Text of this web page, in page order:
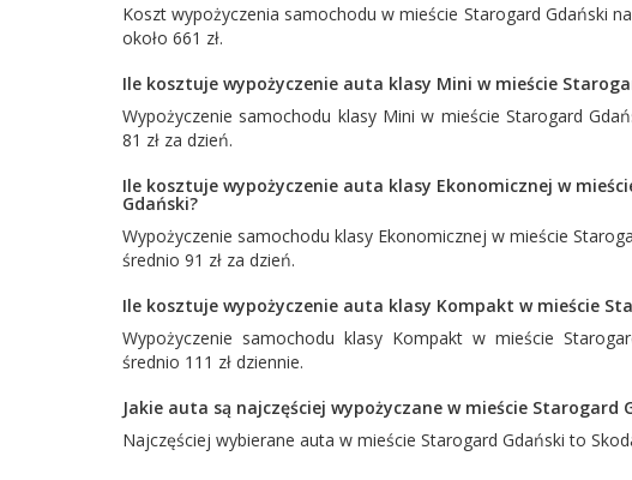
Koszt wypożyczenia samochodu w mieście Starogard Gdański
około 661 zł.
Ile kosztuje wypożyczenie auta klasy Mini w mieście
Wypożyczenie samochodu klasy Mini w mieście Starogard
81 zł za dzień.
Ile kosztuje wypożyczenie auta klasy Ekonomicznej w
Gdański?
Wypożyczenie samochodu klasy Ekonomicznej w mieście
średnio 91 zł za dzień.
Ile kosztuje wypożyczenie auta klasy Kompakt w mieście
Wypożyczenie samochodu klasy Kompakt w mieście
średnio 111 zł dziennie.
Jakie auta są najczęściej wypożyczane w mieście Starogard
Najczęściej wybierane auta w mieście Starogard Gdański to